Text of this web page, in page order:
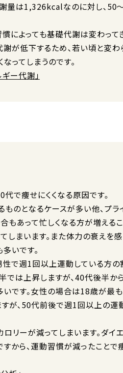
量は1,326kcalなのに対し、50
によっても基礎代謝は変わって
が低下するため、若い頃と変
ってしまうのです。
ー代謝」
で痩せにくくなる原因です。
のとなるケースが多い他、プラ
もあって忙しくなる方が増える
まいます。また体力の衰えを感
いです。
性で週1回以上運動している方
では上昇しますが、40代後半か
です。女性の場合は18歳が最
が、50代前後で週1回以上の運
リーが減ってしまいます。ダイ
から、運動習慣が減ったことで